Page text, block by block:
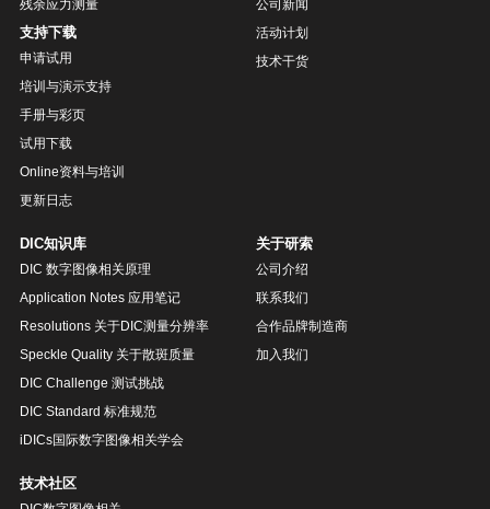
残余应力测量
支持下载
申请试用
培训与演示支持
手册与彩页
试用下载
Online资料与培训
更新日志
公司新闻
活动计划
技术干货
DIC知识库
DIC 数字图像相关原理
Application Notes 应用笔记
Resolutions 关于DIC测量分辨率
Speckle Quality 关于散斑质量
DIC Challenge 测试挑战
DIC Standard 标准规范
iDICs国际数字图像相关学会
关于研索
公司介绍
联系我们
合作品牌制造商
加入我们
技术社区